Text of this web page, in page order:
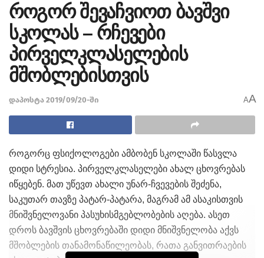
როგორ შევაჩვიოთ ბავშვი
სკოლას – რჩევები
პირველკლასელების
მშობლებისთვის
დაპოსტა 2019/09/20-ში AA
როგორც ფსიქოლოგები ამბობენ სკოლაში წასვლა
დიდი სტრესია. პირველკლასელები ახალ ცხოვრებას
იწყებენ. მათ უწევთ ახალი უნარ-ჩვევების შეძენა,
საკუთარ თავზე პატარ-პატარა, მაგრამ ამ ასაკისთვის
მნიშვნელოვანი პასუხისმგებლობების აღება. ასეთ
დროს ბავშვის ცხოვრებაში დიდი მნიშვნელობა აქვს
მშობლების თანამონაწილეობას, რათა განვითრაების